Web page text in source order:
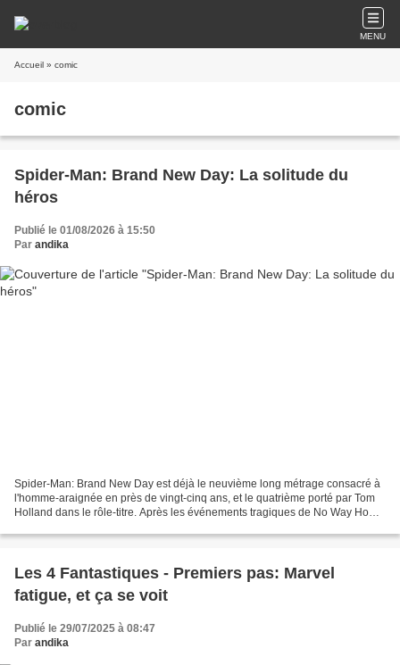
MENU
Accueil » comic
comic
Spider-Man: Brand New Day: La solitude du
héros
Publié le 01/08/2026 à 15:50
Par andika
Spider-Man: Brand New Day est déjà le neuvième long métrage consacré à
l'homme-araignée en près de vingt-cinq ans, et le quatrième porté par Tom
Holland dans le rôle-titre. Après les événements tragiques de No Way Home
Les 4 Fantastiques - Premiers pas: Marvel
fatigue, et ça se voit
Publié le 29/07/2025 à 08:47
Par andika